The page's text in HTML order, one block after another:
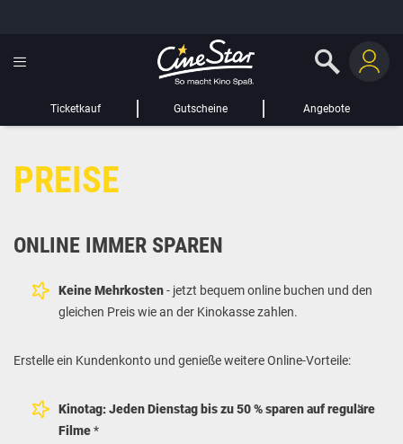
Ticketkauf Gutscheine Angebote
LIEBER CINESTAR-GAST,
Sie werden nun auf eine Website eines Drittanbieters weitergeleitet.
WEITER ZUR EXTERNEN SEITE
GUTSCHEIN HINZUFÜGEN
Gutschein
Gültig bis:
PREISE
ONLINE IMMER SPAREN
Keine Mehrkosten- jetzt bequem online buchen und den
gleichen Preis wie an der Kinokasse zahlen.
Erstelle ein Kundenkonto und genieße weitere Online-Vorteile:
Kinotag: Jeden Dienstag bis zu 50 % sparen auf reguläre
Filme*